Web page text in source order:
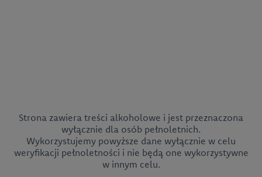
Strona zawiera treści alkoholowe i jest przeznaczona
wyłącznie dla osób pełnoletnich.
Wykorzystujemy powyższe dane wyłącznie w celu
weryfikacji pełnoletności i nie będą one wykorzystywne
w innym celu.